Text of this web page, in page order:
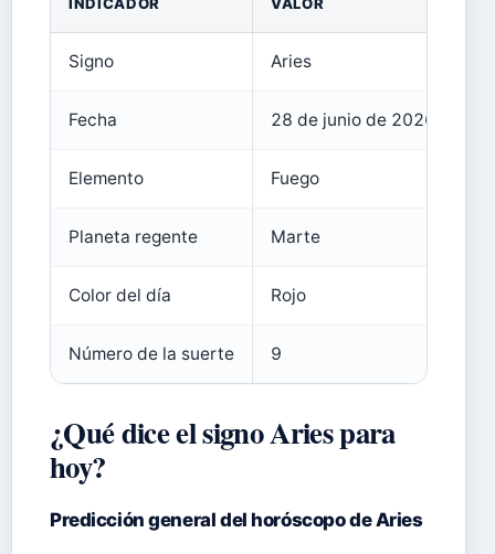
Signo Aries
Fecha 28 de junio de 2026
Elemento Fuego
Planeta regente Marte
Color del día Rojo
Número de la suerte 9
¿Qué dice el signo Aries para
hoy?
Predicción general del horóscopo de Aries